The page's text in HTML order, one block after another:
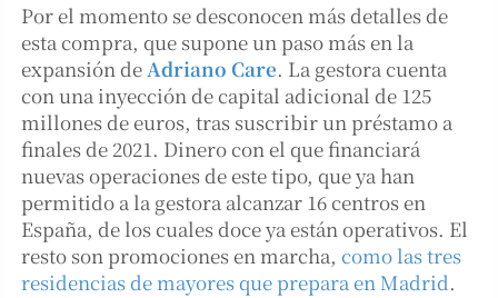
Por el momento se desconocen más detalles de
esta compra, que supone un paso más en la
expansión deAdriano Care. La gestora cuenta
con una inyección de capital adicional de 125
millones de euros, tras suscribir un préstamo a
finales de 2021. Dinero con el que financiará
nuevas operaciones de este tipo, que ya han
permitido a la gestora alcanzar 16 centros en
España, de los cuales doce ya están operativos. El
resto son promociones en marcha, como las tres
residencias de mayores que prepara en Madrid.